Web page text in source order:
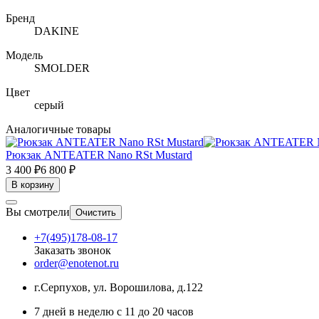
Бренд
DAKINE
Модель
SMOLDER
Цвет
серый
Аналогичные товары
Рюкзак ANTEATER Nano RSt Mustard
3 400 ₽6 800 ₽
В корзину
Вы смотрели Очистить
+7(495)178-08-17
Заказать звонок
order@enotenot.ru
г.Серпухов, ул. Ворошилова, д.122
7 дней в неделю с 11 до 20 часов